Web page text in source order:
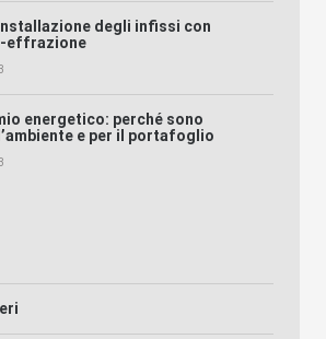
degli infissi con
effrazione
energetico: perché sono
e per il portafoglio